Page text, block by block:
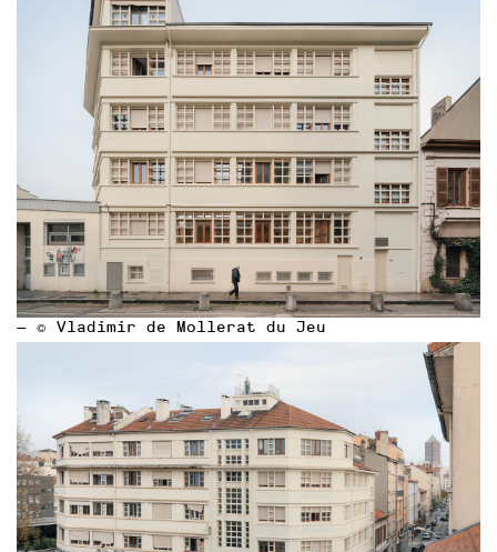
— © Vladimir de Mollerat du Jeu